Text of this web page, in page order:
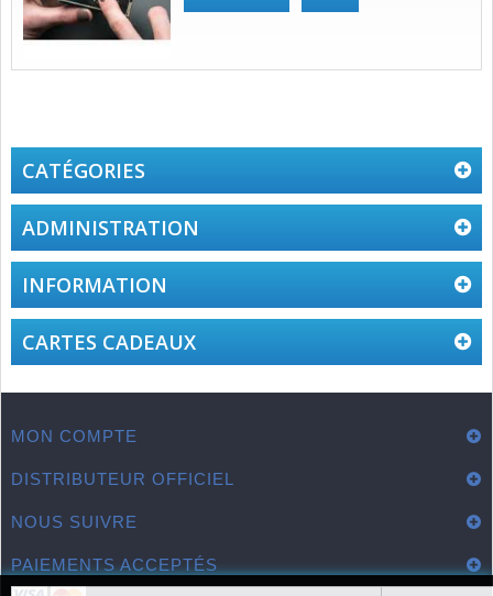
CATÉGORIES
ADMINISTRATION
INFORMATION
CARTES CADEAUX
MON COMPTE
DISTRIBUTEUR OFFICIEL
NOUS SUIVRE
PAIEMENTS ACCEPTÉS